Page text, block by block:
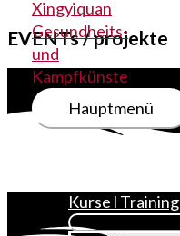
Hauptmenü
Kurse l Training
EVENTs / projekte